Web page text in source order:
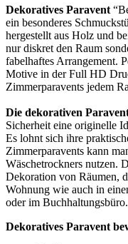
Dekoratives Paravent
ein besonderes
hergestellt aus Holz und
nur diskret den Raum
fabelhaftes Arrangement.
Motive in der Full HD
Zimmerparavents jedem
Die dekorativen
Sicherheit eine originelle
Es lohnt sich ihre
Zimmerparavents kann
Wäschetrockners nutzen.
Dekoration von Räumen,
Wohnung wie auch in
oder im Buchhaltungsbüro.
Dekoratives Paravent